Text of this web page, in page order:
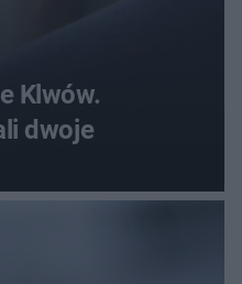
Klwów.
dwoje